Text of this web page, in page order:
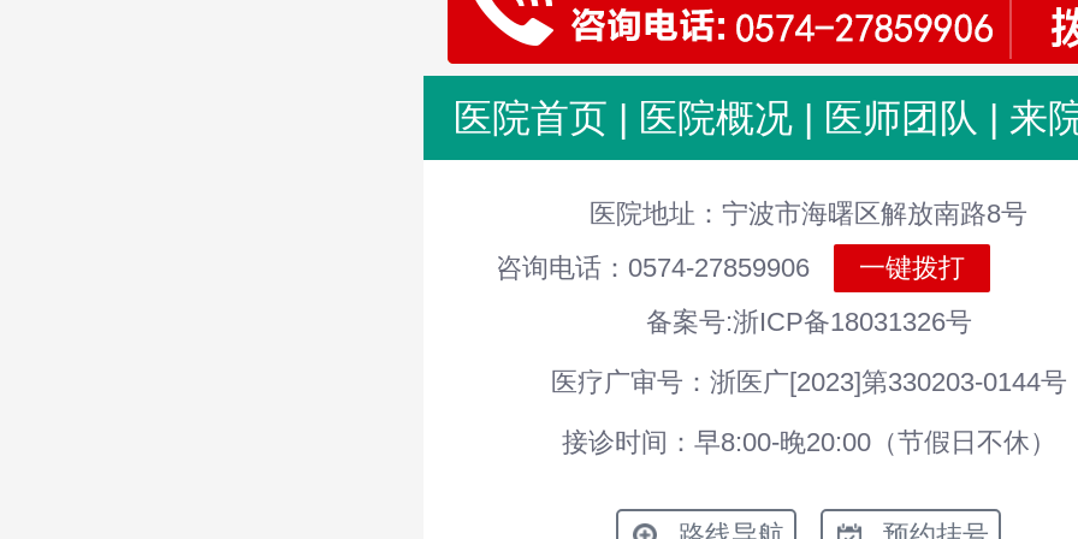
医院首页 | 医院概况 | 医师团队 | 来
医院地址：宁波市海曙区解放南路8号
咨询电话：0574-27859906
一键拨打
备案号:浙ICP备18031326号
医疗广审号：浙医广[2023]第330203-0144号
接诊时间：早8:00-晚20:00（节假日不休）